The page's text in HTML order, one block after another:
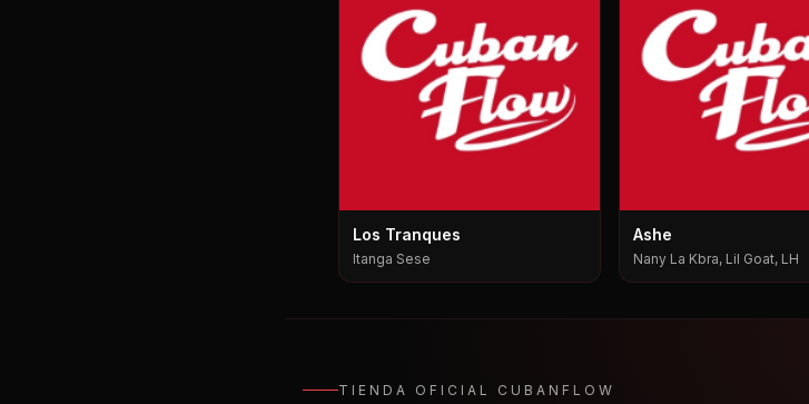
Los Tranques
Itanga Sese
Ashe
Nany La Kbra, Lil Goat, LH
TIENDA OFICIAL CUBANFLOW